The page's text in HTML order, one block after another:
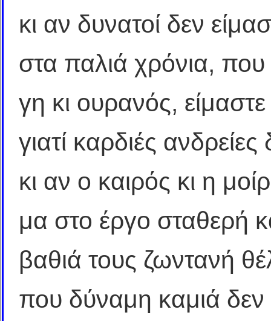
κι αν δυνατοί δεν
στα παλιά χρόνια,
γη κι ουρανός,
γιατί καρδιές
κι αν ο καιρός κι η
μα στο έργο σταθερή
βαθιά τους ζωντανή
που δύναμη καμιά δεν